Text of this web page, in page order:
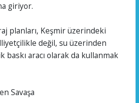
giriyor.
planları, Keşmir üzerindeki
değil, su üzerinden
aracı olarak da kullanmak
Savaşa